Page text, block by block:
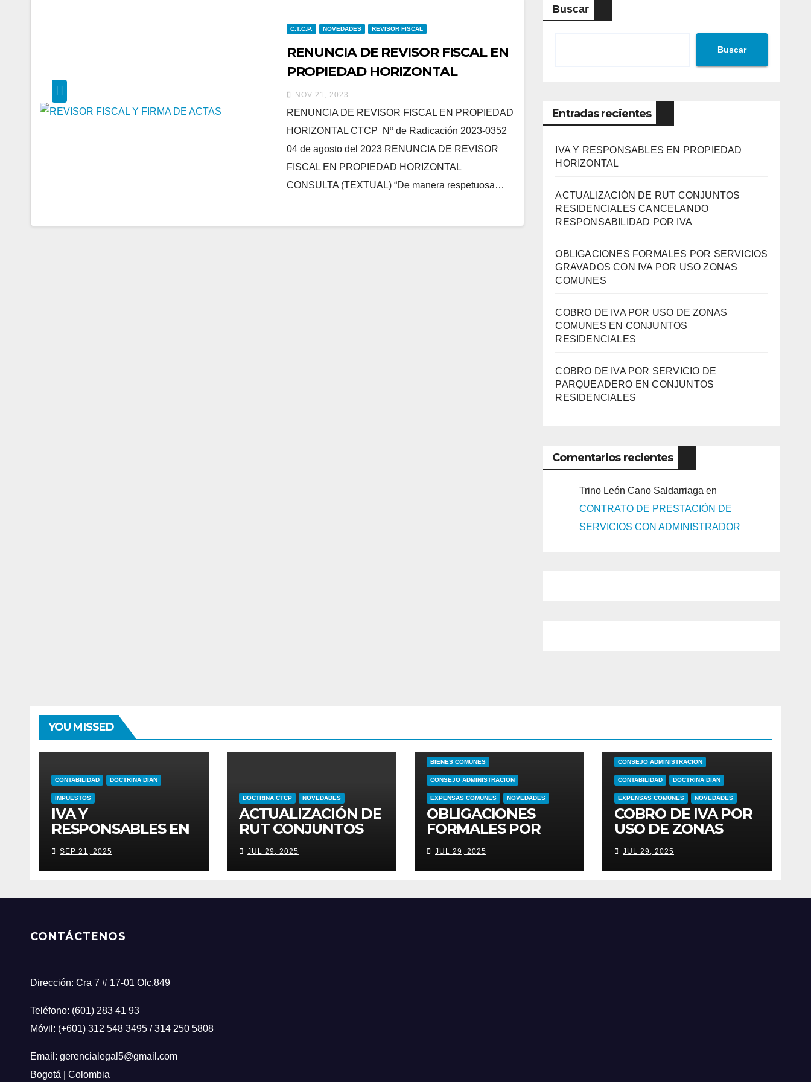
C.T.C.P. NOVEDADES REVISOR FISCAL
RENUNCIA DE REVISOR FISCAL EN
PROPIEDAD HORIZONTAL
NOV 21, 2023
RENUNCIA DE REVISOR FISCAL EN PROPIEDAD
HORIZONTAL CTCP Nº de Radicación 2023-0352
04 de agosto del 2023 RENUNCIA DE REVISOR
FISCAL EN PROPIEDAD HORIZONTAL
CONSULTA (TEXTUAL) “De manera respetuosa…
Buscar
Buscar
Entradas recientes
IVA Y RESPONSABLES EN PROPIEDAD
HORIZONTAL
ACTUALIZACIÓN DE RUT CONJUNTOS
RESIDENCIALES CANCELANDO
RESPONSABILIDAD POR IVA
OBLIGACIONES FORMALES POR SERVICIOS
GRAVADOS CON IVA POR USO ZONAS
COMUNES
COBRO DE IVA POR USO DE ZONAS
COMUNES EN CONJUNTOS
RESIDENCIALES
COBRO DE IVA POR SERVICIO DE
PARQUEADERO EN CONJUNTOS
RESIDENCIALES
Comentarios recientes
Trino León Cano Saldarriaga en
CONTRATO DE PRESTACIÓN DE
SERVICIOS CON ADMINISTRADOR
YOU MISSED
CONTABILIDAD DOCTRINA DIAN
IMPUESTOS
IVA Y
RESPONSABLES EN
HORIZONTAL
SEP 21, 2025
DOCTRINA CTCP NOVEDADES
ACTUALIZACIÓN DE
RUT CONJUNTOS
CANCELANDO
RESPONSABILIDAD
JUL 29, 2025
BIENES COMUNES
CONSEJO ADMINISTRACION
EXPENSAS COMUNES NOVEDADES
OBLIGACIONES
FORMALES POR
GRAVADOS CON IVA
POR USO ZONAS
JUL 29, 2025
CONSEJO ADMINISTRACION
CONTABILIDAD DOCTRINA DIAN
EXPENSAS COMUNES NOVEDADES
COBRO DE IVA POR
USO DE ZONAS
CONJUNTOS
RESIDENCIALES
JUL 29, 2025
CONTÁCTENOS
Dirección: Cra 7 # 17-01 Ofc.849
Teléfono: (601) 283 41 93
Móvil: (+601) 312 548 3495 / 314 250 5808
Email: gerencialegal5@gmail.com
Bogotá | Colombia